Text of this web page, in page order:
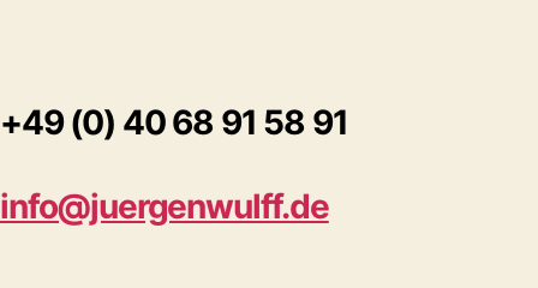
+49 (0) 40 68 91 58 91
info@juergenwulff.de